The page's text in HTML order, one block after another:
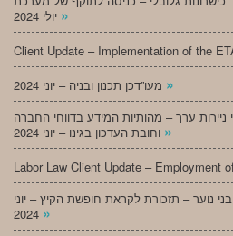
»
Client Update – Implementation of the
»
ניירות ערך – מהותיות המידע בדווחי החברה
»
Labor Law Client Update – Employment
נוער – תזכורת לקראת חופשת הקיץ – יוני
»